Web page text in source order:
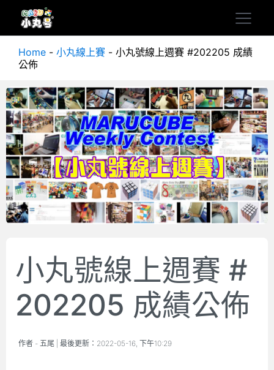
Home - 小丸線上賽 - 小丸號線上週賽 #202205 成績
公佈
小丸號線上週賽 #
202205 成績公佈
作者 - 五尾 | 最後更新： 2022-05-16, 下午10:29